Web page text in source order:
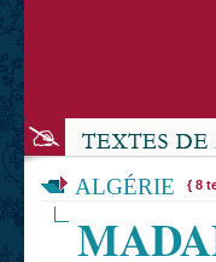
ALGÉRIE { 8